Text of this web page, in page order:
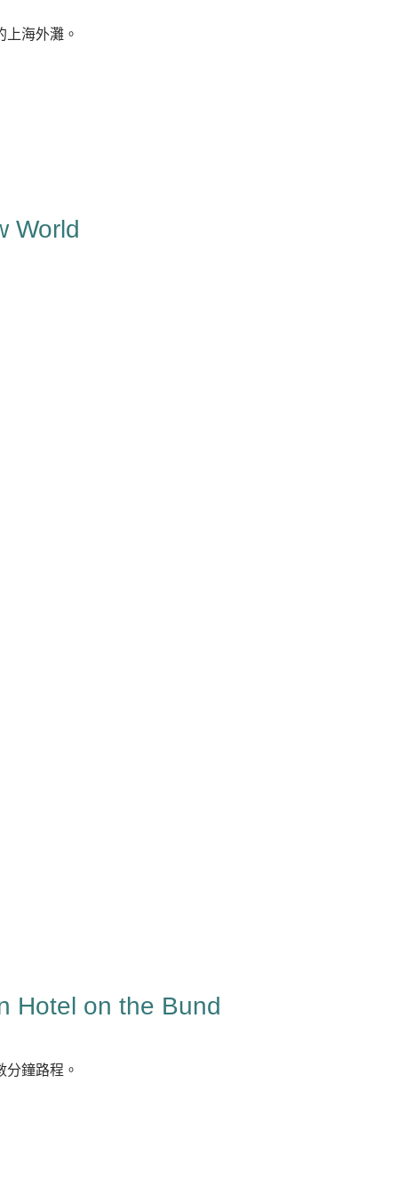
海外灘。
World
Hotel on the Bund
鐘路程。